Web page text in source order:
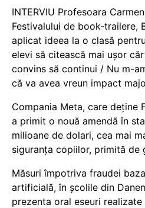
INTERVIU Profesoara
Festivalului de book-trailere,
aplicat ideea la o clasă
elevi să citească mai ușor
convins să continui / Nu m-
că va avea vreun impact
Compania Meta, care deține
a primit o nouă amendă în
milioane de dolari, cea mai
siguranța copiilor, primită de
Măsuri împotriva fraudei
artificială, în școlile din
prezenta oral eseuri realizate